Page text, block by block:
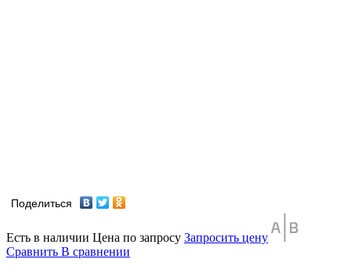
Поделиться
Есть в наличии Цена по запросу Запросить цену
Сравнить В сравнении